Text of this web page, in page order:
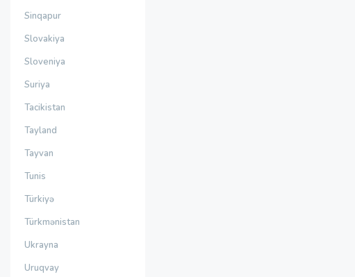
Sinqapur
Slovakiya
Sloveniya
Suriya
Tacikistan
Tayland
Tayvan
Tunis
Türkiyə
Türkmənistan
Ukrayna
Uruqvay